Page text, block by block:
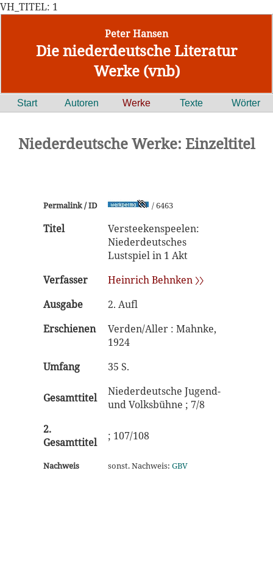
VH_TITEL: 1
Peter Hansen
Die niederdeutsche Literatur
Werke (vnb)
Start Autoren Werke Texte Wörter
Niederdeutsche Werke: Einzeltitel
Permalink / ID / 6463
Titel
Versteekenspeelen:
Niederdeutsches
Lustspiel in 1 Akt
Verfasser
Heinrich Behnken 〉〉
Ausgabe
2. Aufl
Erschienen
Verden/Aller : Mahnke,
1924
Umfang
35 S.
Gesamttitel
Niederdeutsche Jugend-
und Volksbühne ; 7/8
2.
Gesamttitel
; 107/108
Nachweis sonst. Nachweis: GBV